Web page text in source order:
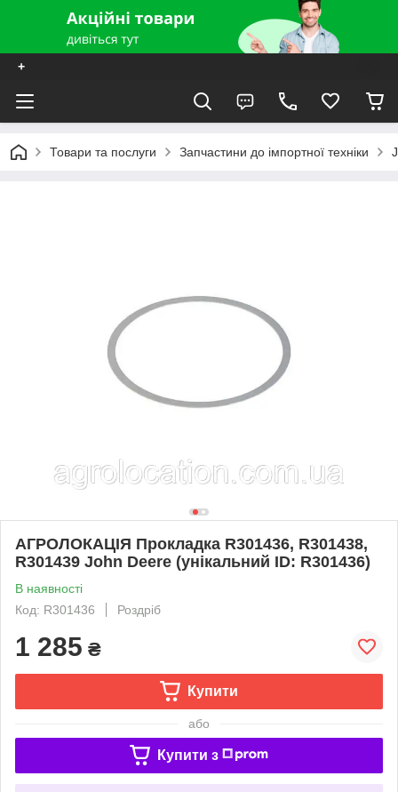
+
Товари та послуги Запчастини до імпортної техніки
АГРОЛОКАЦІЯ Прокладка R301436, R301438,
R301439 John Deere (унікальний ID: R301436)
В наявності
Код: R301436
Роздріб
1 285 ₴
Купити
або
Купити з